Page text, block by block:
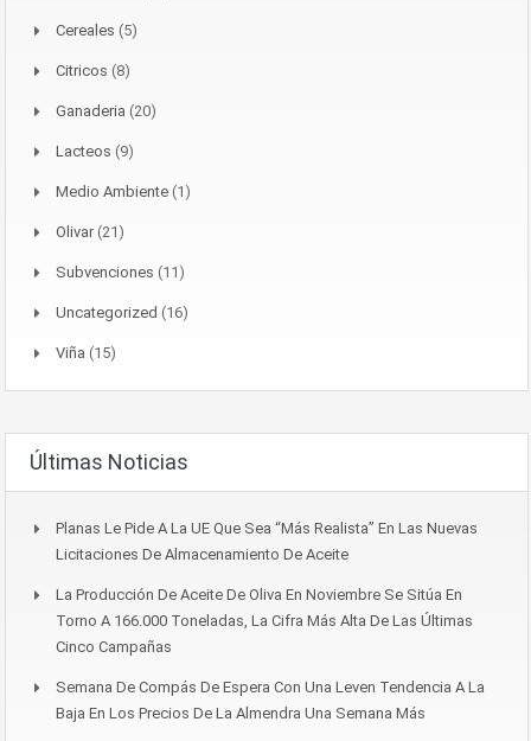
Cereales (5)
Citricos (8)
Ganaderia (20)
Lacteos (9)
Medio Ambiente (1)
Olivar(21)
Subvenciones (11)
Uncategorized (16)
Viña (15)
Últimas Noticias
Planas Le Pide A La UE Que Sea “más Realista” En Las Nuevas
Licitaciones De Almacenamiento De Aceite
La Producción De Aceite De Oliva En Noviembre Se Sitúa En
Torno A 166.000 Toneladas, La Cifra Más Alta De Las Últimas
Cinco Campañas
Semana De Compás De Espera Con Una Leven Tendencia A La
Baja En Los Precios De La Almendra Una Semana Más